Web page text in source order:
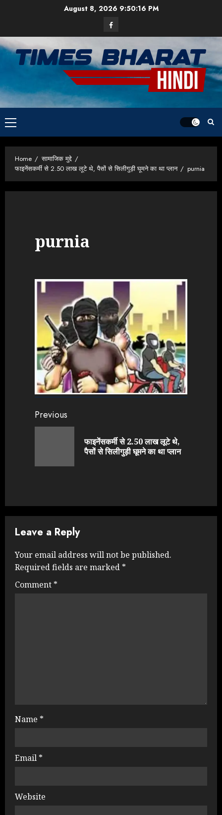
August 8, 2026 9:50:17 PM
Facebook
Primary
Menu
Home
सामाजिक मुद्दे
फाइनेंसकर्मी से 2.50 लाख लूटे थे, पैसों से सिलीगुड़ी घूमने का था प्लान
purnia
purnia
Continue
Reading
Previous
फाइनेंसकर्मी से 2.50 लाख लूटे थे,
पैसों से सिलीगुड़ी घूमने का था प्लान
Leave a Reply
Your email address will not be published.
Required fields are marked *
Comment *
Name *
Email *
Website